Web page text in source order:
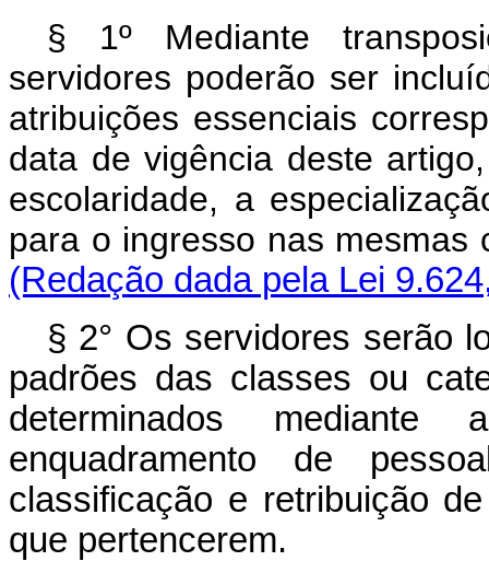
§ 1º Mediante
servidores poderão ser
atribuições essenciais
data de vigência deste
escolaridade, a
para o ingresso nas
(Redação dada pela Lei
§ 2° Os servidores serão
padrões das classes ou
determinados
enquadramento de
classificação e retribuição
que pertencerem.